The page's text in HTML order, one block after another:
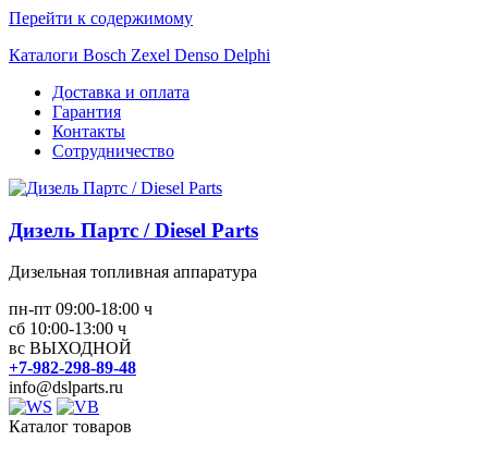
Перейти к содержимому
Каталоги Bosch Zexel Denso Delphi
Доставка и оплата
Гарантия
Контакты
Сотрудничество
Дизель Партс / Diesel Parts
Дизельная топливная аппаратура
пн-пт 09:00-18:00 ч
сб 10:00-13:00 ч
вс ВЫХОДНОЙ
+7-982-298-89-48
info@dslparts.ru
Каталог товаров